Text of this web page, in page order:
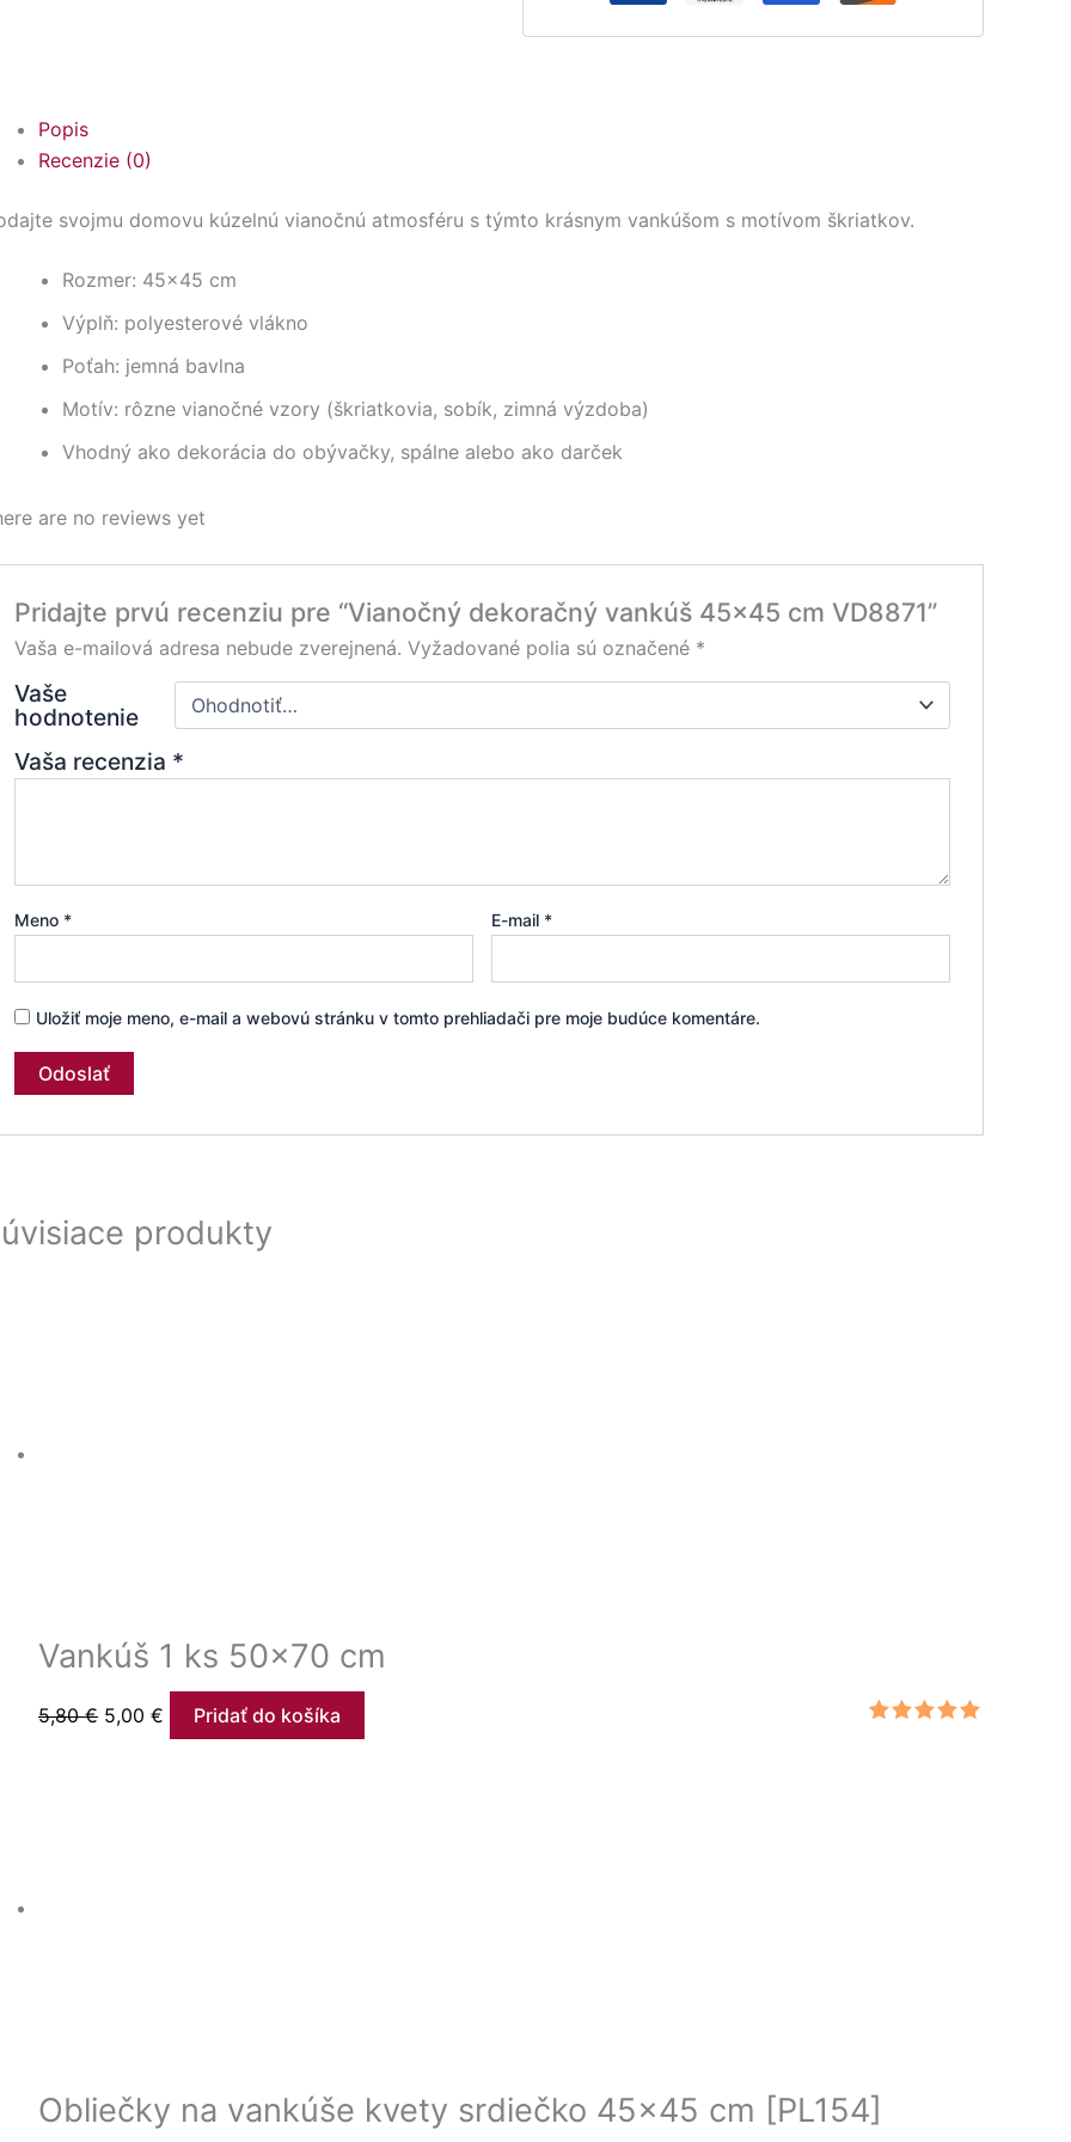
Popis
Recenzie (0)
svojmu domovu kúzelnú vianočnú atmosféru s týmto krásnym vankúšom s motívom škriatkov.
Rozmer: 45×45 cm
Výplň: polyesterové vlákno
Poťah: jemná bavlna
Motív: rôzne vianočné vzory (škriatkovia, sobík, zimná výzdoba)
Vhodný ako dekorácia do obývačky, spálne alebo ako darček
are no reviews yet
Pridajte prvú recenziu pre “Vianočný dekoračný vankúš 45×45 cm VD8871”
Vaša e-mailová adresa nebude zverejnená. Vyžadované polia sú označené *
Vaše
hodnotenie
Vaša recenzia *
Meno * E-mail *
Uložiť moje meno, e-mail a webovú stránku v tomto prehliadači pre moje budúce komentáre.
produkty
Vankúš 1 ks 50×70 cm
5,80€ 5,00 € Pridať do košíka
Obliečky na vankúše kvety srdiečko 45×45 cm [PL154]